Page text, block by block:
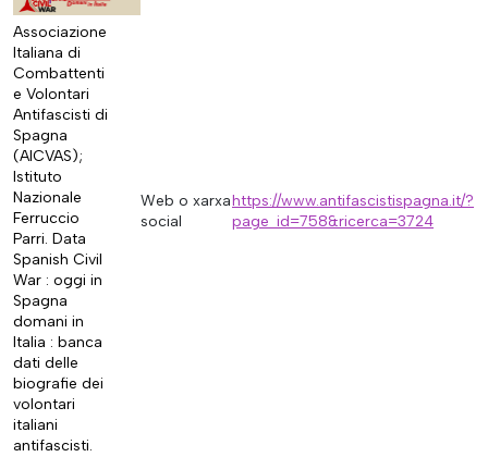
Associazione
Italiana di
Combattenti
e Volontari
Antifascisti di
Spagna
(AICVAS);
Istituto
Nazionale
Ferruccio
Parri. Data
Spanish Civil
War : oggi in
Spagna
domani in
Italia : banca
dati delle
biografie dei
volontari
italiani
antifascisti.
Web o xarxa
social
https://www.antifascistispagna.it/?
page_id=758&ricerca=3724